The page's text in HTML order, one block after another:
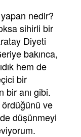
nedir?
sihirli bir
Diyeti
bakınca,
hem de
bir
bir anı gibi.
ördüğünü ve
düşünmeyi